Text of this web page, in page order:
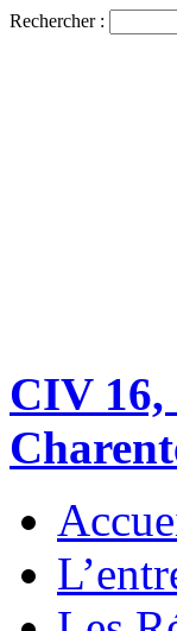
Rechercher :
CIV 16,